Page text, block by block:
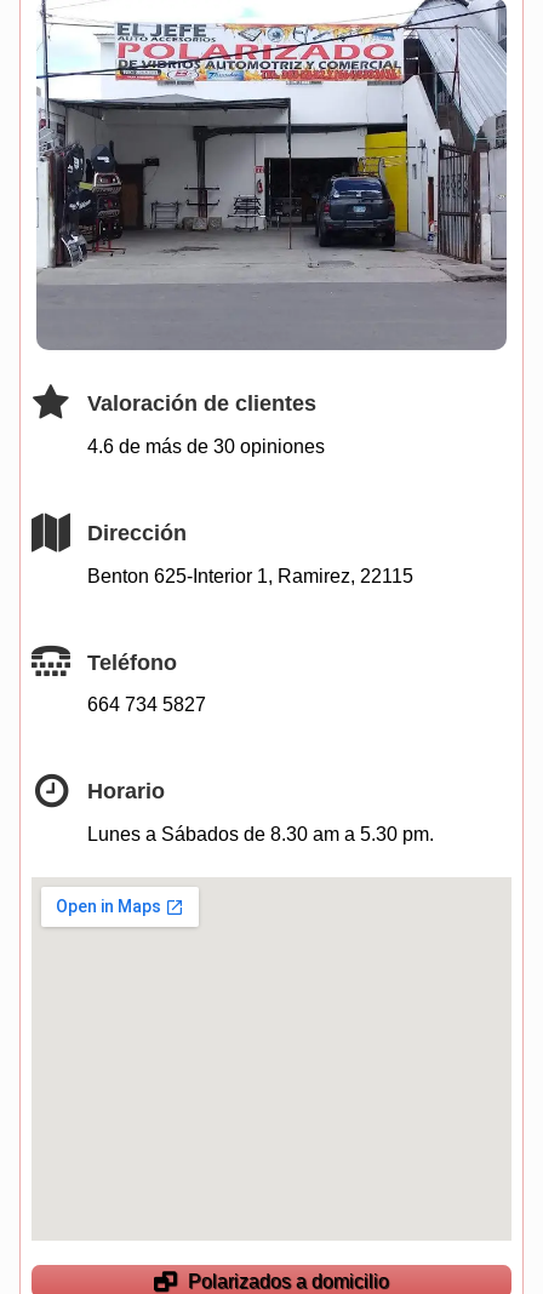
Valoración de clientes
4.6 de más de 30 opiniones
Dirección
Benton 625-Interior 1, Ramirez, 22115
Teléfono
664 734 5827
Horario
Lunes a Sábados de 8.30 am a 5.30 pm.
Polarizados a domicilio